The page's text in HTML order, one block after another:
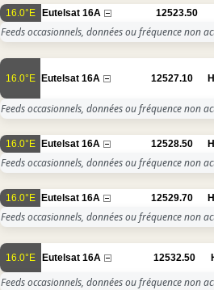
16.0°E Eutelsat 16A 12523.50
Feeds occasionnels, données ou fréquence non
16.0°E Eutelsat 16A 12527.10 H
Feeds occasionnels, données ou fréquence non
16.0°E Eutelsat 16A 12528.50 H
Feeds occasionnels, données ou fréquence non
16.0°E Eutelsat 16A 12529.70 H
Feeds occasionnels, données ou fréquence non
16.0°E Eutelsat 16A 12532.50
Feeds occasionnels, données ou fréquence non